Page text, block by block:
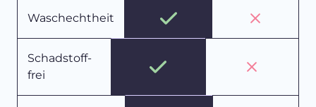
Waschechtheit
Schadstoff-
frei